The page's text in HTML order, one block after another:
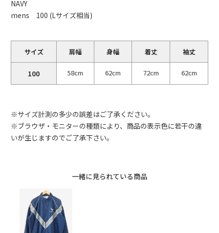
NAVY
mens 100 (Lサイズ相当)
サイズ 肩幅 身幅 着丈 袖丈
100 58cm 62cm 72cm 62cm
※サイズ計測の多少の誤差はご了承ください。
※ブラウザ・モニターの種類により、商品の表示色に若干の違
いが生じますのでご了承下さい。
一緒に見られている商品